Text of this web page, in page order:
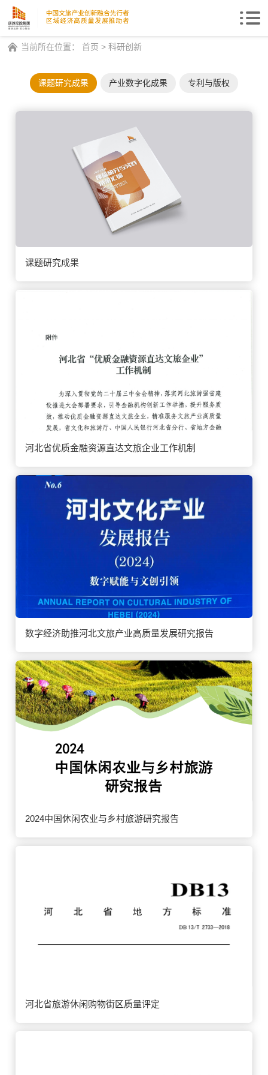
当前所在位置：
首页 >科研创新
课题研究成果 产业数字化成果 专利与版权
课题研究成果
河北省优质金融资源直达文旅企业工作机制
数字经济助推河北文旅产业高质量发展研究报告
2024中国休闲农业与乡村旅游研究报告
河北省旅游休闲购物街区质量评定